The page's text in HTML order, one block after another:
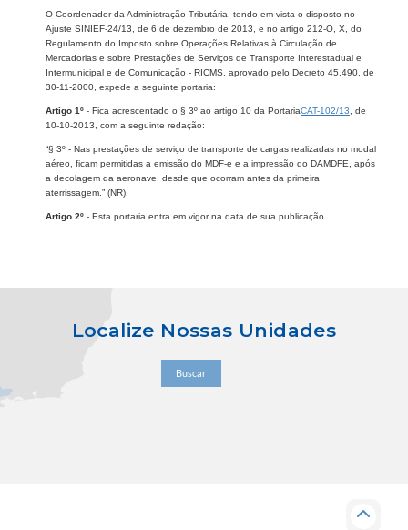
O Coordenador da Administração Tributária, tendo em vista o disposto no
Ajuste SINIEF-24/13, de 6 de dezembro de 2013, e no artigo 212-O, X, do
Regulamento do Imposto sobre Operações Relativas à Circulação de
Mercadorias e sobre Prestações de Serviços de Transporte Interestadual e
Intermunicipal e de Comunicação - RICMS, aprovado pelo Decreto 45.490, de
30-11-2000, expede a seguinte portaria:
Artigo 1º - Fica acrescentado o § 3º ao artigo 10 da PortariaCAT-102/13 , de
10-10-2013, com a seguinte redação:
“§ 3º - Nas prestações de serviço de transporte de cargas realizadas no modal
aéreo, ficam permitidas a emissão do MDF-e e a impressão do DAMDFE, após
a decolagem da aeronave, desde que ocorram antes da primeira
aterrissagem.” (NR).
Artigo 2º - Esta portaria entra em vigor na data de sua publicação.
Localize Nossas Unidades
Buscar